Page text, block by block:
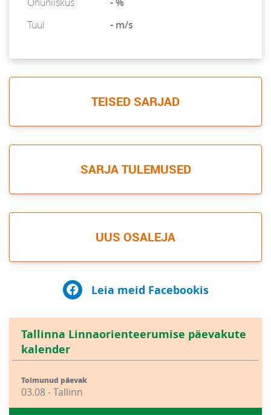
Tuul
- m/s
TEISED SARJAD
SARJA TULEMUSED
UUS OSALEJA
Leia meid Facebookis
Tallinna Linnaorienteerumise päevakute
kalender
Toimunud päevak
03.08 - Tallinn